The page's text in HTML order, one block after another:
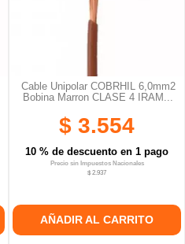
Cable Unipolar COBRHIL 6,0mm2
Bobina Marron CLASE 4 IRAM...
$ 3.554
10 % de descuento en 1 pago
Precio sin Impuestos Nacionales
$ 2.937
AÑADIR AL CARRITO